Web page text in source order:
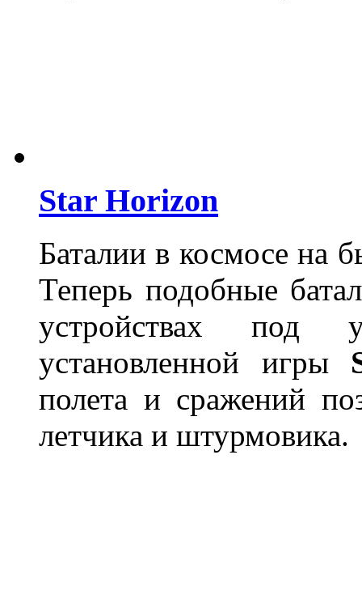
Star Horizon
Баталии в космосе на
Теперь подобные
устройствах под
установленной игры
полета и сражений
летчика и штурмовика.